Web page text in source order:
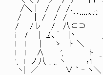
/＼｜ / / /､＿＿__,､
/ | / / / ´｀¨¨＾``
/ / ﾚ / 八⊂⊃ ′
i / ｜ 厶 ´ |ヽ
l ｌ ｜ ゝ
l l ∧ ', | ト _
', ｌ ノ 八 _ ,_
ヽ| ／ ∨ ` ‐ ヽ＼